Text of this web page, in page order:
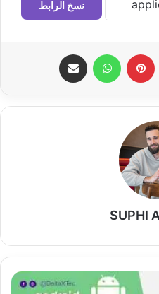
نسخ الرابط
لينكدإن بينتيريست واتساب
SUPHI